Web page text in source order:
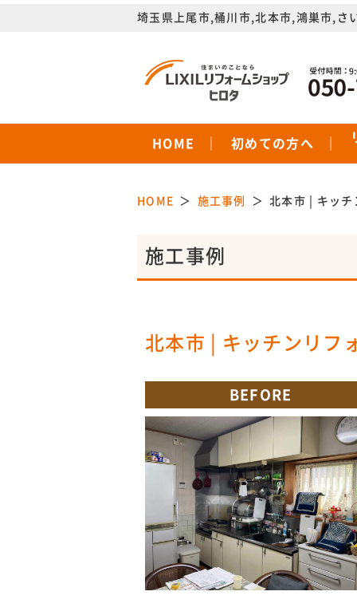
埼玉県上尾市,桶川市,北本市,鴻巣市,さ
HOME 初めての方へ
HOME 施工事例 北本市 | キッ
施工事例
北本市 | キッチンリフ
BEFORE